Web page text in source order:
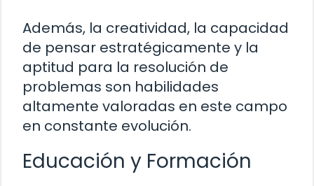
Además, la creatividad, la capacidad
de pensar estratégicamente y la
aptitud para la resolución de
problemas son habilidades
altamente valoradas en este campo
en constante evolución.
Educación y Formación